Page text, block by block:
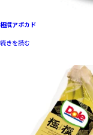
極撰アボカド
続きを読む